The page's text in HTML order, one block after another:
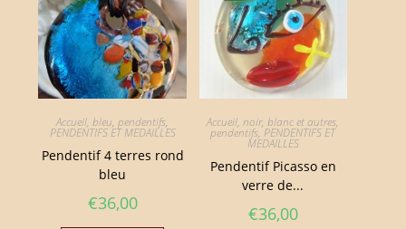
Accueil,bleu,pendentifs,
PENDENTIFS ET MEDAILLES
Pendentif 4 terres rond
bleu
€36,00
Accueil,noir, blanc et autres,
pendentifs,PENDENTIFS ET
MEDAILLES
Pendentif Picasso en
verre de...
€36,00